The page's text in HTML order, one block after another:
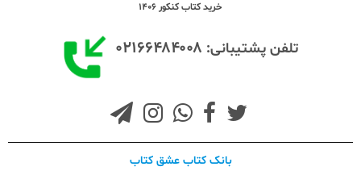
خرید کتاب کنکور 1406
تلفن پشتیبانی: ۰۲۱۶۶۴۸۴۰۰۸
بانک کتاب عشق کتاب